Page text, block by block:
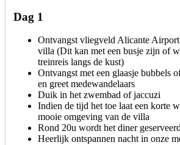
Dag 1
Ontvangst vliegveld Alicante
villa (Dit kan met een busje zijn of
treinreis langs de kust)
Ontvangst met een glaasje bubbels
en greet medewandelaars
Duik in het zwembad of jaccuzi
Indien de tijd het toe laat een korte
mooie omgeving van de villa
Rond 20u wordt het diner
Heerlijk ontspannen nacht in onze